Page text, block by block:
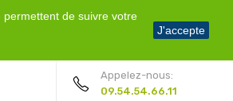
de suivre votre
J'accepte
Bienvenue !
Mon compte
Appelez-nous:
09.54.54.66.11